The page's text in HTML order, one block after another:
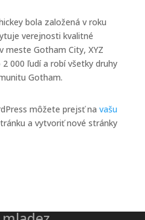
bola založená v roku
verejnosti kvalitné
meste Gotham City, XYZ
000 ľudí a robí všetky druhy
Gotham.
môžete prejsť na vašu
a vytvoriť nové stránky